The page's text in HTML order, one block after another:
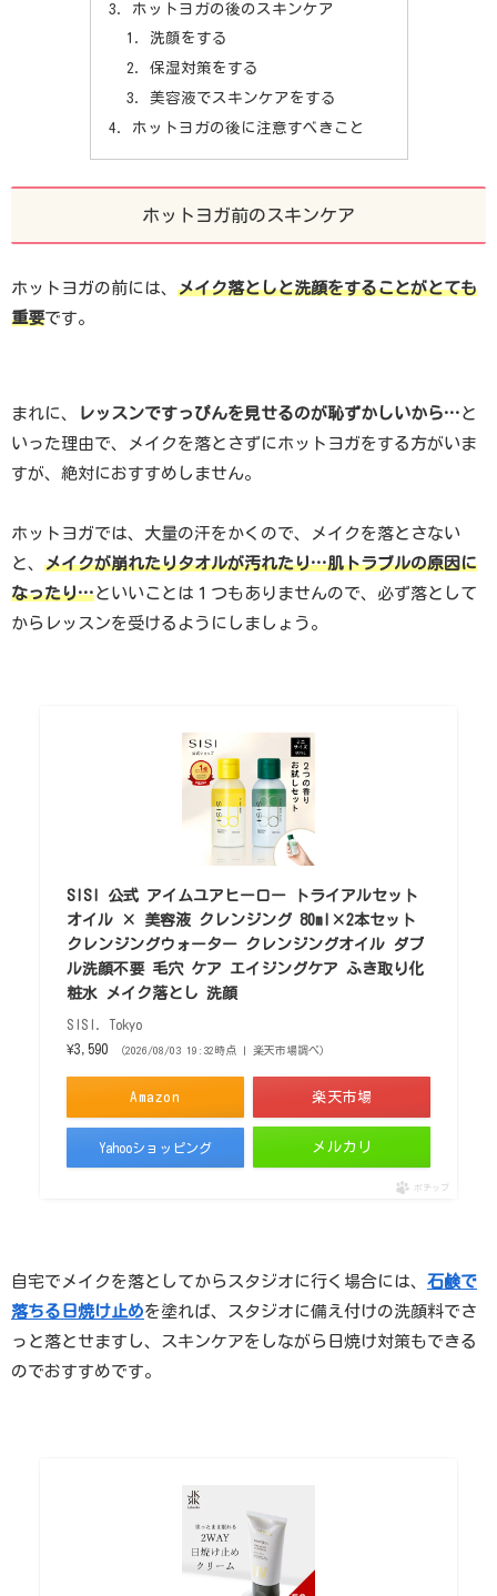
ホットヨガの後のスキンケア
洗顔をする
保湿対策をする
美容液でスキンケアをする
ホットヨガの後に注意すべきこと
ホットヨガ前のスキンケア
ホットヨガの前には、 メイク落としと洗顔をすることがとても
重要です。
まれに、 レッスンですっぴんを見せるのが恥ずかしいから… と
いった理由で、メイクを落とさずにホットヨガをする方がいま
すが、絶対におすすめしません。
ホットヨガでは、大量の汗をかくので、メイクを落とさない
と、 メイクが崩れたりタオルが汚れたり…肌トラブルの原因に
なったり…といいことは１つもありませんので、必ず落として
からレッスンを受けるようにしましょう。
SISI 公式 アイムユアヒーロー トライアルセット
オイル × 美容液 クレンジング 80ml×2本セット
クレンジングウォーター クレンジングオイル ダブ
ル洗顔不要 毛穴 ケア エイジングケア ふき取り化
粧水 メイク落とし 洗顔
SISI. Tokyo
¥3,590
（2026/08/03 19:32時点 | 楽天市場調べ）
Amazon 楽天市場
Yahooショッピング メルカリ
ポチップ
自宅でメイクを落としてからスタジオに行く場合には、 石鹸で
落ちる日焼け止めを塗れば、スタジオに備え付けの洗顔料でさ
っと落とせますし、スキンケアをしながら日焼け対策もできる
のでおすすめです。